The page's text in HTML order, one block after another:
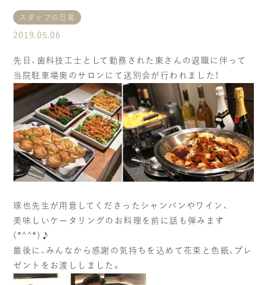
歯科関係の方へ
当院の社会貢献
スタッフブログ
個人情報の取り扱いについて
ご予約・お問い合わせ
スタッフの日常
2019.05.06
先日、歯科技工士として勤務された東さんの退職に伴って
当院駐車場奥のサロンにて送別会が行われました！
琢也先生が用意してくださったシャンパンやワイン、
美味しいケータリングのお料理を前に話も弾みます
(*^^*)♪
最後に、みんなから感謝の気持ちを込めて花束と色紙、プレ
ゼントをお渡ししました。